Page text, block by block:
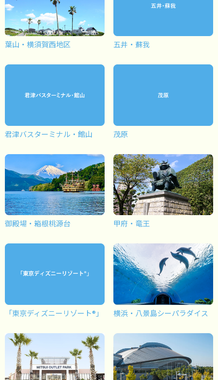
葉山・横須賀西地区 五井・蘇我
君津バスターミナル・館山 茂原
御殿場・箱根桃源台 甲府・竜王
「東京ディズニーリゾート®」 横浜・八景島シーパラダイス